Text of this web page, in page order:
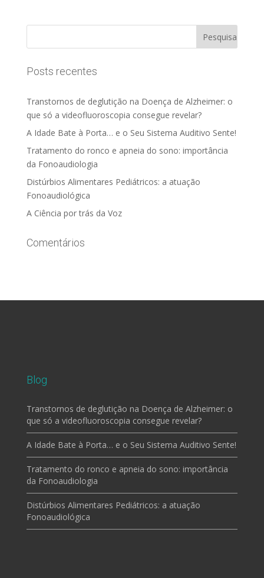
Posts recentes
Transtornos de deglutição na Doença de Alzheimer: o
que só a videofluoroscopia consegue revelar?
A Idade Bate à Porta… e o Seu Sistema Auditivo Sente!
Tratamento do ronco e apneia do sono: importância
da Fonoaudiologia
Distúrbios Alimentares Pediátricos: a atuação
Fonoaudiológica
A Ciência por trás da Voz
Comentários
Blog
Transtornos de deglutição na Doença de Alzheimer: o
que só a videofluoroscopia consegue revelar?
A Idade Bate à Porta… e o Seu Sistema Auditivo Sente!
Tratamento do ronco e apneia do sono: importância
da Fonoaudiologia
Distúrbios Alimentares Pediátricos: a atuação
Fonoaudiológica